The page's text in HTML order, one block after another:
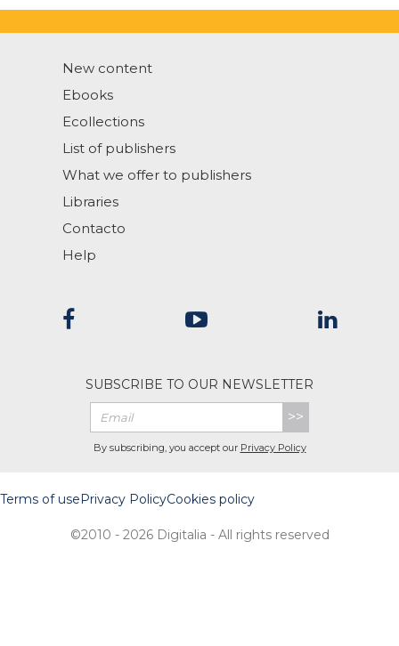
New content
Ebooks
Ecollections
List of publishers
What we offer to publishers
Libraries
Contacto
Help
SUBSCRIBE TO OUR NEWSLETTER
>>
By subscribing, you accept our Privacy Policy
Terms of use Privacy PolicyCookies policy
©2010 - 2026 Digitalia - All rights reserved